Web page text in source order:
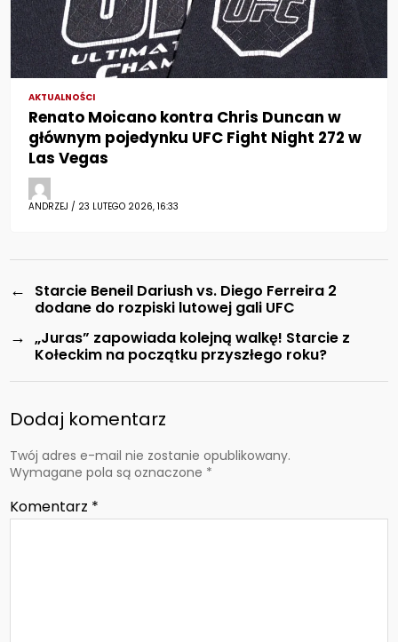
AKTUALNOŚCI
Renato Moicano kontra Chris Duncan w
głównym pojedynku UFC Fight Night 272 w
Las Vegas
ANDRZEJ / 23 LUTEGO 2026, 16:33
←
Starcie Beneil Dariush vs. Diego Ferreira 2
dodane do rozpiski lutowej gali UFC
→ „Juras” zapowiada kolejną walkę! Starcie z
Kołeckim na początku przyszłego roku?
Dodaj komentarz
Twój adres e-mail nie zostanie opublikowany.
Wymagane pola są oznaczone *
Komentarz *